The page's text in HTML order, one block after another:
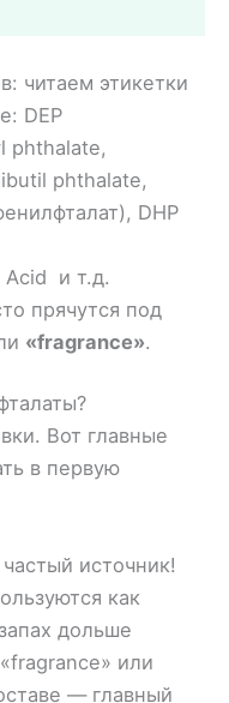
читаем этикетки
DEP
phthalate,
phthalate,
DHP
Acid и т.д.
прячутся под
«fragrance».
Вот главные
в первую
источник!
как
дольше
или
— главный